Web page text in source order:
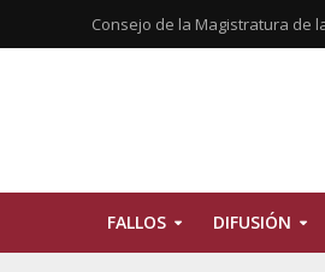
Consejo de la Magistratura de
FALLOS DIFUSIÓN